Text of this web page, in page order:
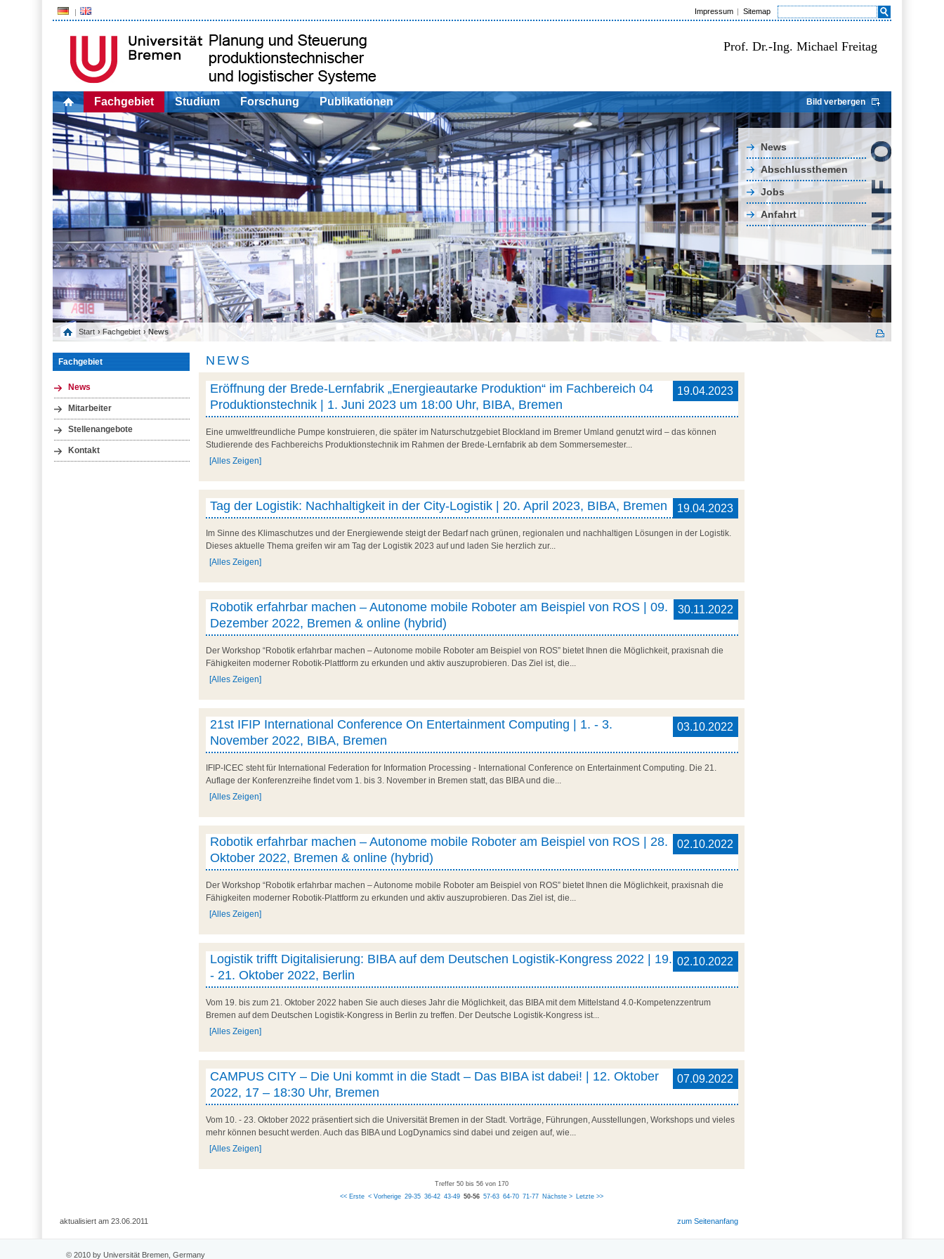
Impressum Sitemap
Prof. Dr.-Ing. Michael Freitag
Fachgebiet Studium Forschung Publikationen Bild verbergen
News
Abschlussthemen
Jobs
Anfahrt
Start › Fachgebiet › News
Fachgebiet
News
Mitarbeiter
Stellenangebote
Kontakt
NEWS
19.04.2023
Eröffnung der Brede-Lernfabrik „Energieautarke Produktion“ im Fachbereich 04
Produktionstechnik | 1. Juni 2023 um 18:00 Uhr, BIBA, Bremen
Eine umweltfreundliche Pumpe konstruieren, die später im Naturschutzgebiet Blockland im Bremer Umland genutzt wird – das können
Studierende des Fachbereichs Produktionstechnik im Rahmen der Brede-Lernfabrik ab dem Sommersemester...
[Alles Zeigen]
19.04.2023
Tag der Logistik: Nachhaltigkeit in der City-Logistik | 20. April 2023, BIBA, Bremen
Im Sinne des Klimaschutzes und der Energiewende steigt der Bedarf nach grünen, regionalen und nachhaltigen Lösungen in der Logistik.
Dieses aktuelle Thema greifen wir am Tag der Logistik 2023 auf und laden Sie herzlich zur...
[Alles Zeigen]
30.11.2022
Robotik erfahrbar machen – Autonome mobile Roboter am Beispiel von ROS | 09.
Dezember 2022, Bremen & online (hybrid)
Der Workshop “Robotik erfahrbar machen – Autonome mobile Roboter am Beispiel von ROS” bietet Ihnen die Möglichkeit, praxisnah die
Fähigkeiten moderner Robotik-Plattform zu erkunden und aktiv auszuprobieren. Das Ziel ist, die...
[Alles Zeigen]
03.10.2022
21st IFIP International Conference On Entertainment Computing | 1. - 3.
November 2022, BIBA, Bremen
IFIP-ICEC steht für International Federation for Information Processing - International Conference on Entertainment Computing. Die 21.
Auflage der Konferenzreihe findet vom 1. bis 3. November in Bremen statt, das BIBA und die...
[Alles Zeigen]
02.10.2022
Robotik erfahrbar machen – Autonome mobile Roboter am Beispiel von ROS | 28.
Oktober 2022, Bremen & online (hybrid)
Der Workshop “Robotik erfahrbar machen – Autonome mobile Roboter am Beispiel von ROS” bietet Ihnen die Möglichkeit, praxisnah die
Fähigkeiten moderner Robotik-Plattform zu erkunden und aktiv auszuprobieren. Das Ziel ist, die...
[Alles Zeigen]
02.10.2022
Logistik trifft Digitalisierung: BIBA auf dem Deutschen Logistik-Kongress 2022 | 19.
- 21. Oktober 2022, Berlin
Vom 19. bis zum 21. Oktober 2022 haben Sie auch dieses Jahr die Möglichkeit, das BIBA mit dem Mittelstand 4.0-Kompetenzzentrum
Bremen auf dem Deutschen Logistik-Kongress in Berlin zu treffen. Der Deutsche Logistik-Kongress ist...
[Alles Zeigen]
07.09.2022
CAMPUS CITY – Die Uni kommt in die Stadt – Das BIBA ist dabei! | 12. Oktober
2022, 17 – 18:30 Uhr, Bremen
Vom 10. - 23. Oktober 2022 präsentiert sich die Universität Bremen in der Stadt. Vorträge, Führungen, Ausstellungen, Workshops und vieles
mehr können besucht werden. Auch das BIBA und LogDynamics sind dabei und zeigen auf, wie...
[Alles Zeigen]
Treffer 50 bis 56 von 170
<< Erste < Vorherige 29-35 36-42 43-49 50-56 57-63 64-70 71-77 Nächste > Letzte >>
aktualisiert am 23.06.2011 zum Seitenanfang
© 2010 by Universität Bremen, Germany